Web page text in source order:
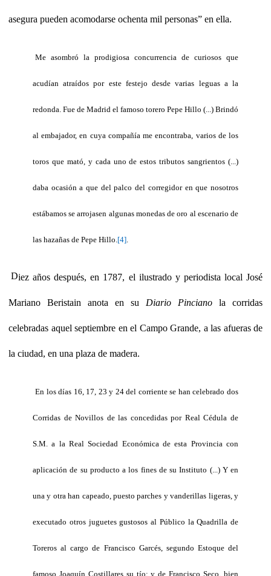
asegura pueden acomodarse ochenta mil personas” en ella.
Me asombró la prodigiosa concurrencia de curiosos que
acudían atraídos por este festejo desde varias leguas a la
redonda. Fue de Madrid el famoso torero Pepe Hillo (...) Brindó
al embajador, en cuya compañía me encontraba, varios de los
toros que mató, y cada uno de estos tributos sangrientos (...)
daba ocasión a que del palco del corregidor en que nosotros
estábamos se arrojasen algunas monedas de oro al escenario de
las hazañas de Pepe Hillo.[4].
Diez años después, en 1787, el ilustrado y periodista local José
Mariano Beristain anota en su Diario Pinciano la corridas
celebradas aquel septiembre en el Campo Grande, a las afueras de
la ciudad, en una plaza de madera.
En los días 16, 17, 23 y 24 del corriente se han celebrado dos
Corridas de Novillos de las concedidas por Real Cédula de
S.M. a la Real Sociedad Económica de esta Provincia con
aplicación de su producto a los fines de su Instituto (...) Y en
una y otra han capeado, puesto parches y vanderillas ligeras, y
executado otros juguetes gustosos al Público la Quadrilla de
Toreros al cargo de Francisco Garcés, segundo Estoque del
famoso Joaquín Costillares su tío; y de Francisco Seco, bien